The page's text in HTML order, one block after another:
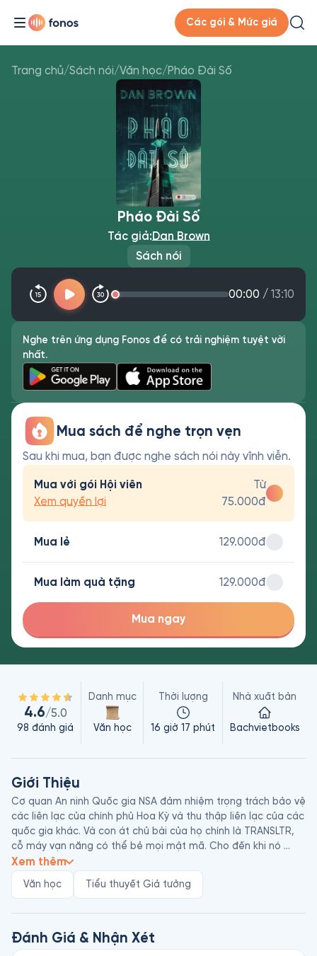
Các gói & Mức giá
Trang chủ/Sách nói/Văn học/Pháo Đài Số
Sách nói
Pháo Đài Số
Tác giả:Dan Brown
00:00 / 13:10
Nghe trên ứng dụng Fonos để có trải nghiệm tuyệt vời
nhất.
Mua sách để nghe trọn vẹn
Sau khi mua, bạn được nghe sách nói này vĩnh viễn.
Mua với gói Hội viên
Xem quyền lợi
Từ
75.000đ
Mua lẻ 129.000đ
Mua làm quà tặng 129.000đ
Mua ngay
4.6/5.0
98 đánh giá
Danh mục
Văn học
Thời lượng
16 giờ 17 phút
Nhà xuất bản
Bachvietbooks
Giới Thiệu
Cơ quan An ninh Quốc gia NSA đảm nhiệm trọng trách bảo vệ
các liên lạc của chính phủ Hoa Kỳ và thu thập liên lạc của các
quốc gia khác. Và con át chủ bài của họ chính là TRANSLTR,
cỗ máy vạn năng có thể bẻ mọi mật mã. Cho đến khi nó
đụng độ Pháo Đài Số bí ẩn - thuật toán xoay vòng văn bản
sạch có thể tạo ra những mật mã không thể giải mã và khiến
TRANSLTR trở nên lỗi thời.
gấp để giải quyết khủng hoảng. Cô không ngờ rằng mình sẽ
buộc phải chiến đấu, không chỉ cho niềm tin và an nguy của
Xem thêm
Văn học Tiểu thuyết Giả tưởng
Đánh Giá & Nhận Xét